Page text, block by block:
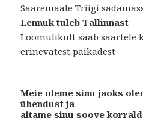
Saaremaale Triigi
Lennuk tuleb Tallinnast
Loomulikult saab saartele
erinevatest paikadest
Meie oleme sinu jaoks
ühendust ja
aitame sinu soove